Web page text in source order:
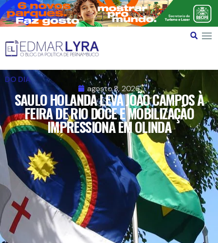
DO DIA
agosto 8, 2026
SAULO HOLANDA LEVA JOÃO CAMPOS À
FEIRA DE RIO DOCE E MOBILIZAÇÃO
IMPRESSIONA EM OLINDA